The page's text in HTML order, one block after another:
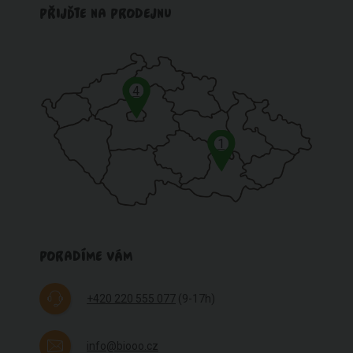
PŘIJĎTE NA PRODEJNU
1
4
PORADÍME VÁM
+420 220 555 077 (9-17h)
info@biooo.cz